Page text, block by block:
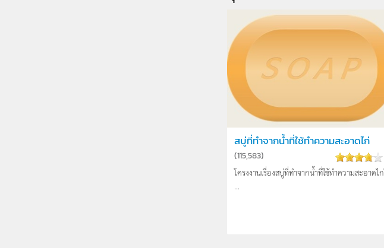
สบู่ที่ทำจากน้ำที่ใช้ทำความสะอาดไก่
(115,583)
โครงงานเรื่องสบู่ที่ทำจากน้ำที่ใช้ทำความสะอาดไก่
...